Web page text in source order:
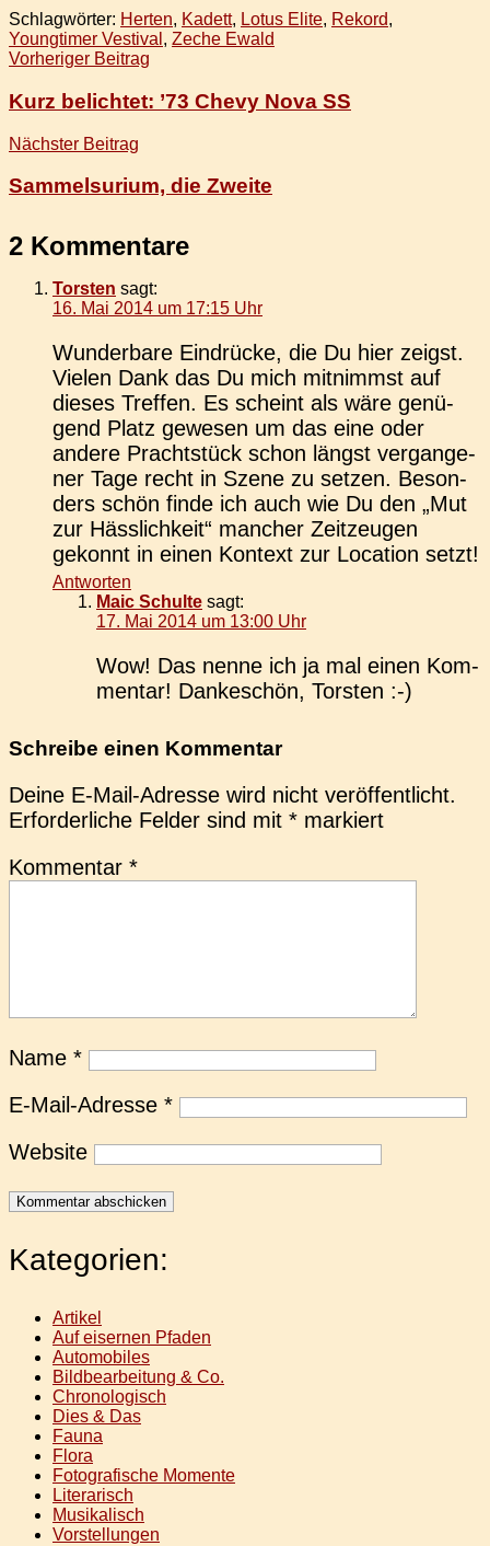
Schlagwörter: Herten, Kadett, Lotus Elite, Rekord,
Youngtimer Vestival , Zeche Ewald
Beitragsnavigation
Vorheriger Beitrag
Kurz belichtet: ’73 Chevy Nova SS
Nächster Beitrag
Sammelsurium, die Zweite
2 Kommentare
Torsten sagt:
16. Mai 2014 um 17:15 Uhr
Wun­der­ba­re Ein­drü­cke, die Du hier zeigst.
Vielen Dank das Du mich mit­nimmst auf
dieses Tref­fen. Es scheint als wäre genü­
gend Platz gewe­sen um das eine oder
andere Pracht­stück schon längst ver­gan­ge­
ner Tage recht in Szene zu setzen. Beson­
ders schön finde ich auch wie Du den „Mut
zur Häss­lich­keit“ man­cher Zeit­zeu­gen
gekonnt in einen Kon­text zur Loca­ti­on setzt!
Antworten
Maic Schulte sagt:
17. Mai 2014 um 13:00 Uhr
Wow! Das nenne ich ja mal einen Kom­
men­tar! Dan­ke­schön, Torsten :-)
Schreibe einen Kommentar
Deine E-Mail-Adresse wird nicht veröffentlicht.
Erforderliche Felder sind mit * markiert
Kommentar *
Name *
E-Mail-Adresse *
Website
Kategorien:
Artikel
Auf eisernen Pfaden
Automobiles
Bildbearbeitung & Co.
Chronologisch
Dies & Das
Fauna
Flora
Fotografische Momente
Literarisch
Musikalisch
Vorstellungen